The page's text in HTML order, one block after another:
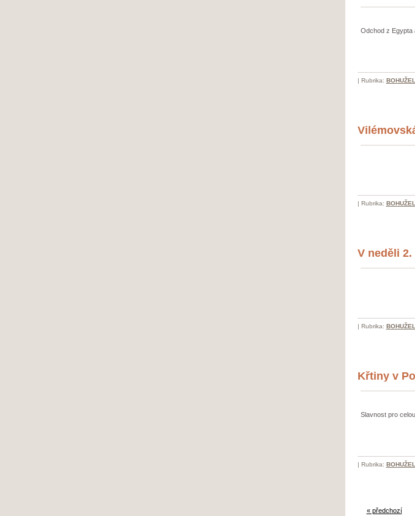
Odchod z Egypta
| Rubrika:
| Rubrika:
V neděli
| Rubrika:
Křtiny v
Slavnost pro
| Rubrika:
« předchozí